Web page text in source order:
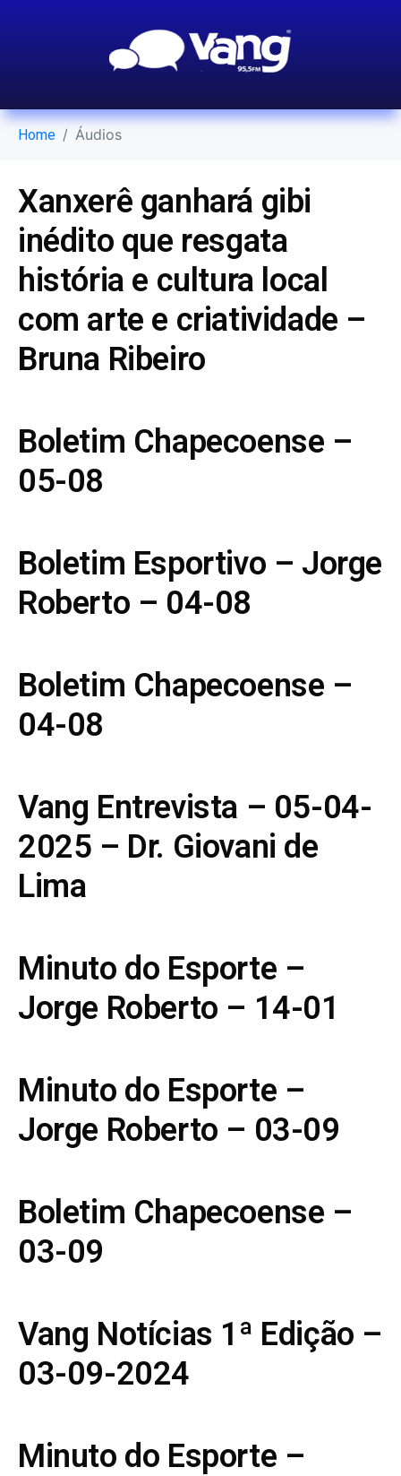
Home Áudios
Xanxerê ganhará gibi
inédito que resgata
história e cultura local
com arte e criatividade –
Bruna Ribeiro
Boletim Chapecoense –
05-08
Boletim Esportivo – Jorge
Roberto – 04-08
Boletim Chapecoense –
04-08
Vang Entrevista – 05-04-
2025 – Dr. Giovani de
Lima
Minuto do Esporte –
Jorge Roberto – 14-01
Minuto do Esporte –
Jorge Roberto – 03-09
Boletim Chapecoense –
03-09
Vang Notícias 1ª Edição –
03-09-2024
Minuto do Esporte –